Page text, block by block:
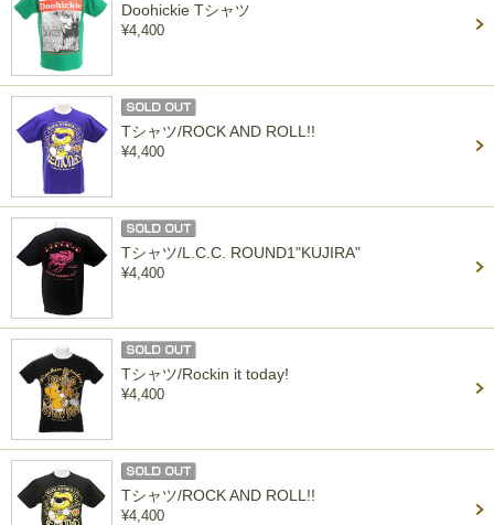
Doohickie Tシャツ
¥4,400
Tシャツ/ROCK AND ROLL!!
¥4,400
Tシャツ/L.C.C. ROUND1"KUJIRA"
¥4,400
Tシャツ/Rockin it today!
¥4,400
Tシャツ/ROCK AND ROLL!!
¥4,400